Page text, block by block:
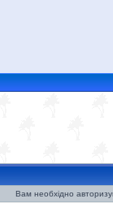
Вам необхідно